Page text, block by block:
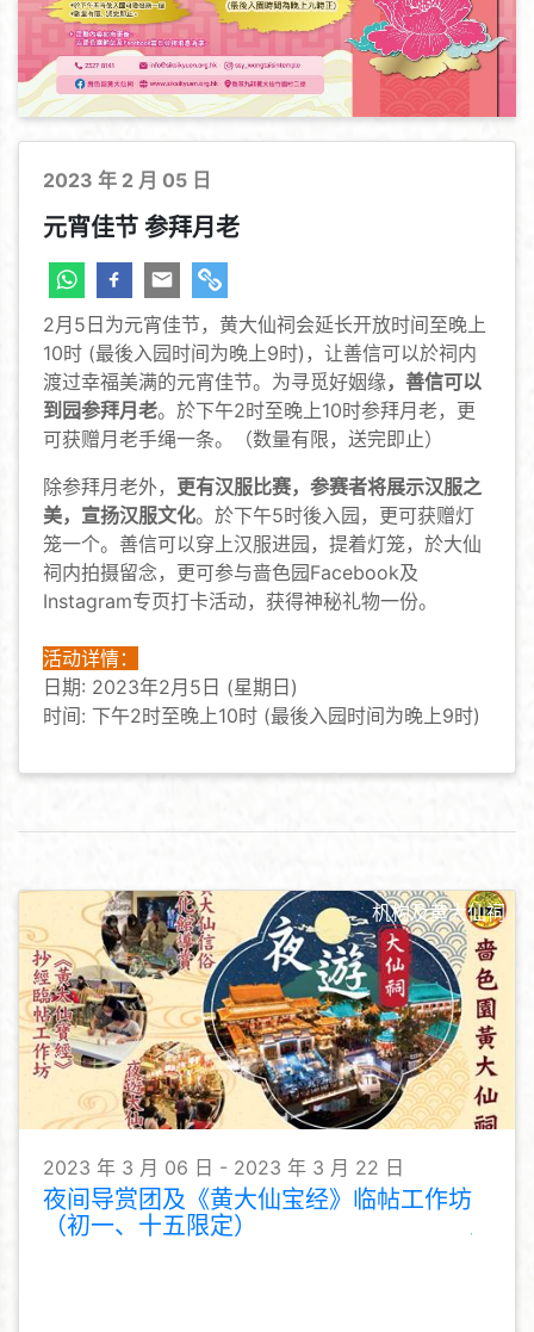
2023 年 2 月 05 日
元宵佳节 参拜月老
2月5日为元宵佳节，黄大仙祠会延长开放时间至晚上
10时 (最後入园时间为晚上9时)，让善信可以於祠内
渡过幸福美满的元宵佳节。为寻觅好姻缘，善信可以
到园参拜月老。於下午2时至晚上10时参拜月老，更
可获赠月老手绳一条。（数量有限，送完即止）
除参拜月老外， 更有汉服比赛，参赛者将展示汉服之
美，宣扬汉服文化。於下午5时後入园，更可获赠灯
笼一个。善信可以穿上汉服进园，提着灯笼，於大仙
祠内拍摄留念，更可参与啬色园Facebook及
Instagram专页打卡活动，获得神秘礼物一份。
活动详情：
日期: 2023年2月5日 (星期日)
时间: 下午2时至晚上10时 (最後入园时间为晚上9时)
机构及黄大仙祠
2023 年 3 月 06 日 - 2023 年 3 月 22 日
夜间导赏团及《黄大仙宝经》临帖工作坊
（初一、十五限定）